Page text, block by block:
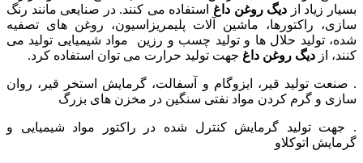
بسیار زیاد از دیگ روغن داغ استفاده می کنند. در صنایعی مانند رنگ
سازی، راکتورها، ماشین آلات پلیمریزاسیون، روغن های تصفیه
شده، تولید حلال ها و تولید چسب و رزین مواد شیمیایی تولید می
کنند، از دیگ روغن داغ جهت تولید حرارت می توان استفاده کرد.
. صنعت تولید قیر، ایزوگام و آسفالت، گرمایش استخر قیر، روان
سازی و گرم کردن مواد نفتی سنگین در مخزن های بزرگ
. جهت تولید گرمایش کنترل شده در راکتور مواد شیمیایی و
گرمایش اتوکلاو